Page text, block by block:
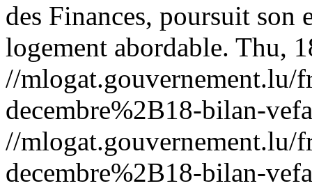
des Finances, poursuit son
logement abordable. Thu,
//mlogat.gouvernement.lu/
decembre%2B18-bilan-
//mlogat.gouvernement.lu/
decembre%2B18-bilan-